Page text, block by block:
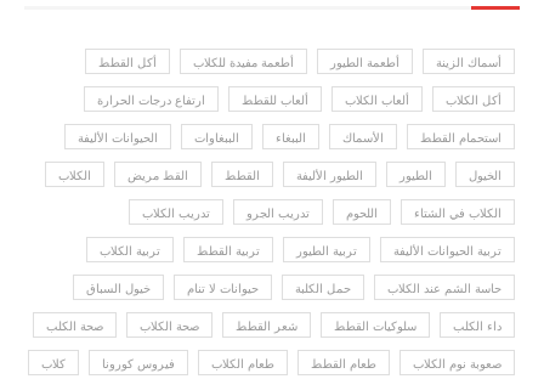
أسماك الزينة أطعمة الطيور أطعمة مفيدة للكلاب أكل القطط
أكل الكلاب ألعاب الكلاب ألعاب للقطط ارتفاع درجات الحرارة
استحمام القطط الأسماك الببغاء الببغاوات الحيوانات الأليفة
الخيول الطيور الطيور الأليفة القطط القط مريض الكلاب
الكلاب في الشتاء اللحوم تدريب الجرو تدريب الكلاب
تربية الحيوانات الأليفة تربية الطيور تربية القطط تربية الكلاب
حاسة الشم عند الكلاب حمل الكلبة حيوانات لا تنام خيول السباق
داء الكلب سلوكيات القطط شعر القطط صحة الكلاب صحة الكلب
صعوبة نوم الكلاب طعام القطط طعام الكلاب فيروس كورونا كلاب